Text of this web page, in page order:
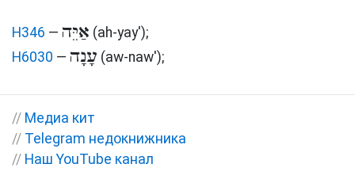
H346 — אַיֵּה (ah-yay');
H6030 — עָנָה (aw-naw');
// Медиа кит
// Telegram недокнижника
// Наш YouTube канал